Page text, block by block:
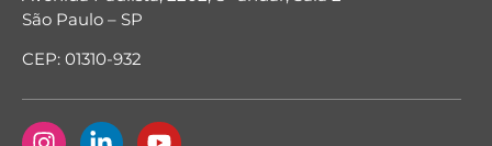
São Paulo – SP
CEP: 01310-932